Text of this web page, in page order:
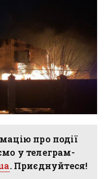
про події
у телеграм-
. Приєднуйтеся!